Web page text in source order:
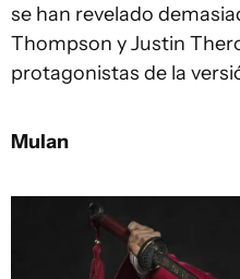
se han revelado
Thompson y Justin
protagonistas de la
Mulan